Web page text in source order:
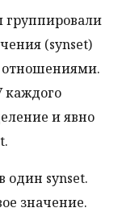
группировали
(synset)
отношениями.
каждого
и явно
один synset.
значение.